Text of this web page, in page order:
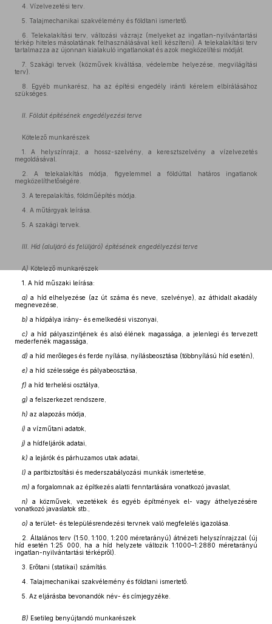
4. Vízelvezetési terv.
5. Talajmechanikai szakvélemény és földtani ismertető.
6. Telekalakítási terv, változási vázrajz (melyeket az ingatlan-nyilvántartási
térkép hiteles másolatának felhasználásával kell készíteni). A telekalakítási terv
tartalmazza az újonnan kialakuló ingatlanokat és azok megközelítési módját.
7. Szakági tervek (közművek kiváltása, védelembe helyezése, megvilágítási
terv).
8. Egyéb munkarész, ha az építési engedély iránti kérelem elbírálásához
szükséges.
II. Földút építésének engedélyezési terve
Kötelező munkarészek
1. A helyszínrajz, a hossz-szelvény, a keresztszelvény a vízelvezetés
megoldásával.
2. A telekalakítás módja, figyelemmel a földúttal határos ingatlanok
megközelíthetőségére.
3. A terepalakítás, földműépítés módja.
4. A műtárgyak leírása.
5. A szakági tervek.
III. Híd (aluljáró és felüljáró) építésének engedélyezési terve
A) Kötelező munkarészek
1. A híd műszaki leírása:
a) a híd elhelyezése (az út száma és neve, szelvénye), az áthidalt akadály
megnevezése,
b) a hídpálya irány- és emelkedési viszonyai,
c) a híd pályaszintjének és alsó élének magassága, a jelenlegi és tervezett
mederfenék magassága,
d) a híd merőleges és ferde nyílása, nyílásbeosztása (többnyílású híd esetén),
e) a híd szélessége és pályabeosztása,
f) a híd terhelési osztálya,
g) a felszerkezet rendszere,
h) az alapozás módja,
i) a vízműtani adatok,
j) a hídfeljárók adatai,
k) a lejárók és párhuzamos utak adatai,
l) a partbiztosítási és mederszabályozási munkák ismertetése,
m) a forgalomnak az építkezés alatti fenntartására vonatkozó javaslat,
n) a közművek, vezetékek és egyéb építmények el- vagy áthelyezésére
vonatkozó javaslatok stb.,
o) a terület- és településrendezési tervnek való megfelelés igazolása.
2. Általános terv (1:50, 1:100, 1:200 méretarányú) átnézeti helyszínrajzzal (új
híd esetén 1:25 000, ha a híd helyzete változik 1:1000–1:2880 méretarányú
ingatlan-nyilvántartási térképről).
3. Erőtani (statikai) számítás.
4. Talajmechanikai szakvélemény és földtani ismertető.
5. Az eljárásba bevonandók név- és címjegyzéke.
B) Esetileg benyújtandó munkarészek